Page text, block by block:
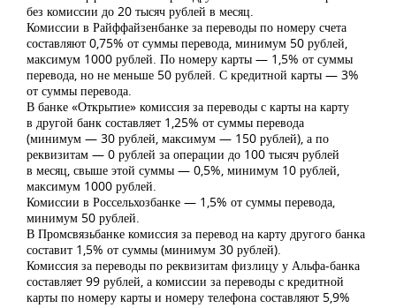
без комиссии до 20 тысяч рублей в месяц.
Комиссии в Райффайзенбанке за переводы по номеру счета
составляют 0,75% от суммы перевода, минимум 50 рублей,
максимум 1000 рублей. По номеру карты — 1,5% от суммы
перевода, но не меньше 50 рублей. С кредитной карты — 3%
от суммы перевода.
В банке «Открытие» комиссия за переводы с карты на карту
в другой банк составляет 1,25% от суммы перевода
(минимум — 30 рублей, максимум — 150 рублей), а по
реквизитам — 0 рублей за операции до 100 тысяч рублей
в месяц, свыше этой суммы — 0,5%, минимум 10 рублей,
максимум 1000 рублей.
Комиссии в Россельхозбанке — 1,5% от суммы перевода,
минимум 50 рублей.
В Промсвязьбанке комиссия за перевод на карту другого банка
составит 1,5% от суммы (минимум 30 рублей).
Комиссия за переводы по реквизитам физлицу у Альфа-банка
составляет 99 рублей, а комиссии за переводы с кредитной
карты по номеру карты и номеру телефона составляют 5,9%